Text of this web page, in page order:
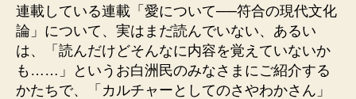
連載している連載「愛について──符合の現代文化
論」について、実はまだ読んでいない、あるい
は、「読んだけどそんなに内容を覚えていないか
も……」というお白洲民のみなさまにご紹介する
かたちで、「カルチャーとしてのさやわかさん」